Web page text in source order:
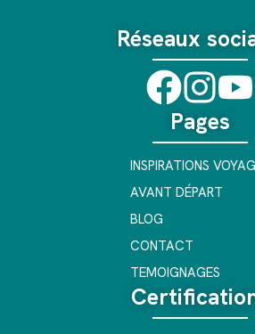
Réseaux
Pages
INSPIRATIONS
AVANT DÉPART
BLOG
CONTACT
TEMOIGNAGES